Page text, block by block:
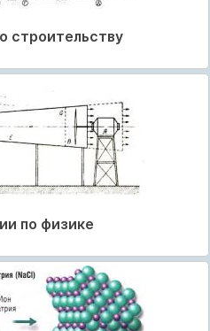
строительству
по физике